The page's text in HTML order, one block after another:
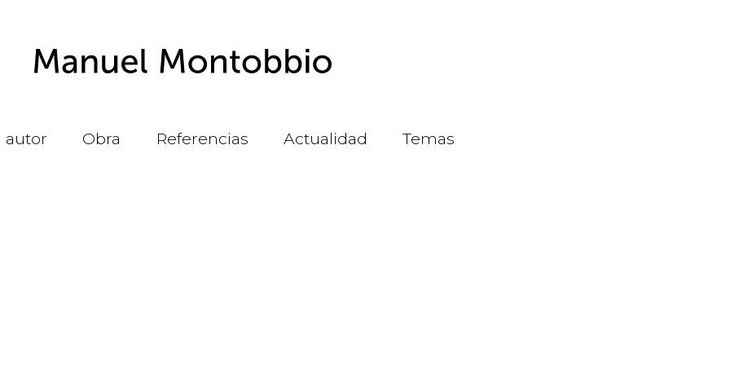
autor Obra Referencias Actualidad Temas